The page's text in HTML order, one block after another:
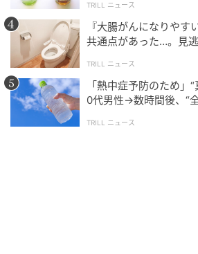
健康診断の数値と口の状態は、切
いことがあります。気になること
当医にも歯医者にも、遠慮なく伝
参考：
・歯周病検診について
TRILL ニュース
『大腸がんになりやす
共通点があった…。見
TRILL ニュース
「熱中症予防のため」
0代男性→数時間後、“
TRILL ニュース